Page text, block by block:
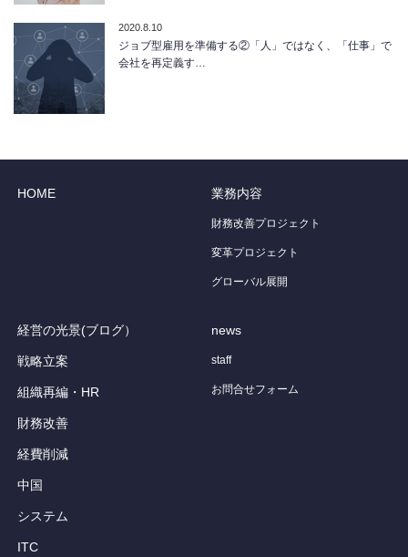
2020.8.10
ジョブ型雇用を準備する②「人」ではなく、「仕事」で
会社を再定義す…
HOME 業務内容
財務改善プロジェクト
変革プロジェクト
グローバル展開
経営の光景(ブログ）
戦略立案
組織再編・HR
財務改善
経費削減
中国
システム
ITC
news
staff
お問合せフォーム